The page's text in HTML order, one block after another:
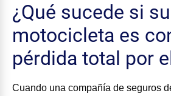
¿Qué sucede si su
motocicleta es
pérdida total por
Cuando una compañía de seguros